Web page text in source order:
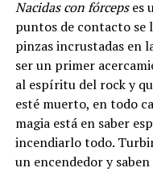
Nacidas con fórcepses
puntos de contacto se
pinzas incrustadas en
ser un primer
al espíritu del rock y
esté muerto, en todo
magia está en saber
incendiarlo todo.
un encendedor y